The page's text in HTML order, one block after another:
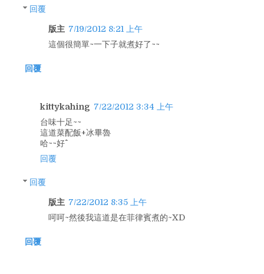
回覆
版主 7/19/2012 8:21 上午
這個很簡單~一下子就煮好了~~
回覆
kittykahing 7/22/2012 3:34 上午
台味十足~~
這道菜配飯+冰畢魯
哈~~好^^
回覆
回覆
版主 7/22/2012 8:35 上午
呵呵~然後我這道是在菲律賓煮的~XD
回覆